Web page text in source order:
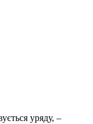
уряду, –